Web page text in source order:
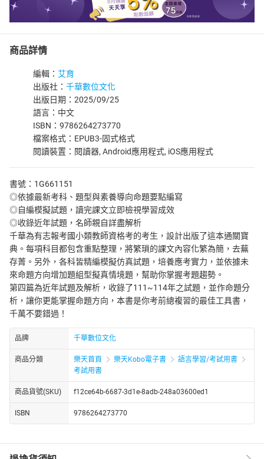
商品詳情
編輯： 艾育
出版社： 千華數位文化
出版日期：2025/09/25
語言：中文
ISBN：9786264273770
檔案格式：EPUB3-固式格式
閱讀裝置：閱讀器, Android應用程式, iOS應用程式
書號：1G661151
◎依據最新考科、題型與素養導向命題要點編寫
◎自編模擬試題，讀完課文立即檢視學習成效
◎收錄近年試題，名師親自詳盡解析
千華為有志報考國小類教師資格考的考生，設計出版了這本通關寶
典。每項科目都包含重點整理，將繁瑣的課文內容化繁為簡，去蕪
存菁。另外，各科皆精編模擬仿真試題，培養應考實力，並依據未
來命題方向增加題組型擬真情境題，幫助你掌握考題趨勢。
第四篇為近年試題及解析，收錄了111~114年之試題，並作命題分
析，讓你更能掌握命題方向，本書是你考前總複習的最佳工具書，
千萬不要錯過！
品牌 千華數位文化
商品分類 樂天首頁 樂天Kobo電子書
語言學習/考試用書
考試用書
商品貨號(SKU) f12ce64b-6687-3d1e-8adb-248a03600ed1
ISBN 9786264273770